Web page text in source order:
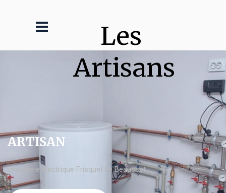
Les
Artisans
ARTISAN
chaudière électrique Frisquet Le Beausset